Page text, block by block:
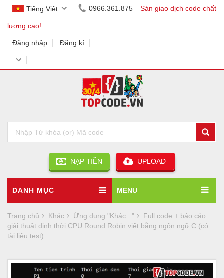
Tiếng Việt 0966.361.875 Sàn giao dịch code chất
lượng cao!
Đăng nhập Đăng kí
NẠP TIỀN UPLOAD
DANH MỤC MENU
Trang chủ Khác Ứng dụng "Khác..."
Full code + báo cáo
giải thuật định thời CPU Round Robin viết bằng ngôn ngữ C (có
tài liệu test)